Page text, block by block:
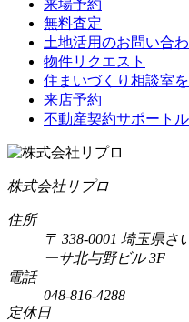
来場予約
無料査定
土地活用のお問い合
物件リクエスト
住まいづくり相談室
来店予約
不動産契約サポート
株式会社リプロ
住所
〒 338-0001 埼玉県
ーサ北与野ビル 3F
電話
048-816-4288
定休日